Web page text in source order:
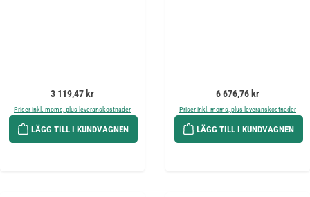
Ordinarie pris:
3 119,47 kr
Priser inkl. moms, plus leveranskostnader
LÄGG TILL I KUNDVAGNEN
Ordinarie pris:
6 676,76 kr
Priser inkl. moms, plus leveranskostnader
LÄGG TILL I KUNDVAGNEN